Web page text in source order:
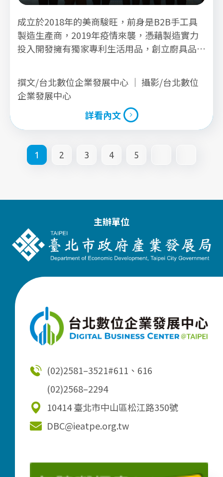
成立於2018年的美商駿旺，前身是B2B手工具
製造生產商，2019年疫情來襲，憑藉製造實力
投入開發擁有獨家專利生活用品，創立廚具品牌
撰文/台北數位企業發展中心 ｜ 攝影/台北數位
企業發展中心
詳看內文
1 2 3 4 5
主辦單位
(02)2581–3521#611、616
(02)2568–2294
10414 臺北市中山區松江路350號
DBC@ieatpe.org.tw